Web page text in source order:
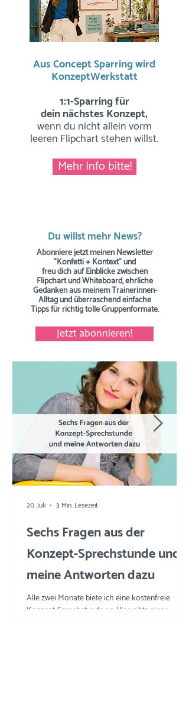
Aus Concept Sparring wird
KonzeptWerkstatt
1:1-Sparring für
dein nächstes Konzept,
wenn du nicht allein vorm
leeren Flipchart stehen willst.
Mehr Info bitte!
Du willst mehr News?
Abonniere jetzt meinen Newsletter
"Konfetti + Kontext" und
freu dich auf Einblicke zwischen
Flipchart und Whiteboard, ehrliche
Gedanken aus meinem Trainerinnen-
Alltag und überraschend einfache
Tippsfür richtig tolle Gruppenformate.
Jetzt abonnieren!
Sechs Fragen aus der
Konzept-Sprechstunde und
meine Antworten dazu
Alle zwei Monate biete ich eine kostenfreie
Konzept-Sprechstunde an. Hier gibts einen
20. Juli 3 Min. Lesezeit